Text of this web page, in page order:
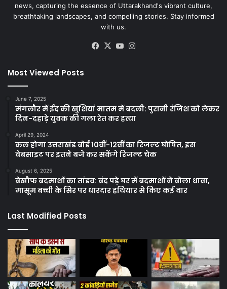
news, capturing the essence of Uttarakhand's vibrant culture,
breathtaking landscapes, and compelling stories. Stay informed
with us.
Facebook
X YouTube
Most Viewed Posts
June 7, 2025
मंगलौर में ईद की खुशियां मातम में बदली: पुरानी रंजिश को लेकर
दिन-दहाड़े युवक की गला रेत कर हत्या
April 29, 2024
कल होगा उत्तराखंड बोर्ड 10वीं-12वीं का रिजल्ट घोषित, इस
वेबसाइट पर इतने बजे कर सकेंगे रिजल्ट चेक
August 6, 2025
बेखौफ बदमाशों का तांडव: बंद पड़े घर में बदमाशों ने बोला धावा,
मासूम बच्ची के सिर पर धारदार हथियार से किए कई वार
Last Modified Posts